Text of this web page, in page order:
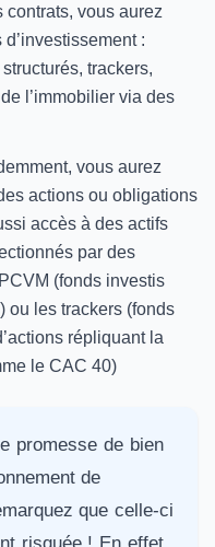
contrats, vous aurez
:
trackers,
l’immobilier via des
vous aurez
actions ou obligations
accès à des actifs
par des
(fonds investis
ou les trackers (fonds
répliquant la
le CAC 40)
promesse de bien
de
que celle-ci